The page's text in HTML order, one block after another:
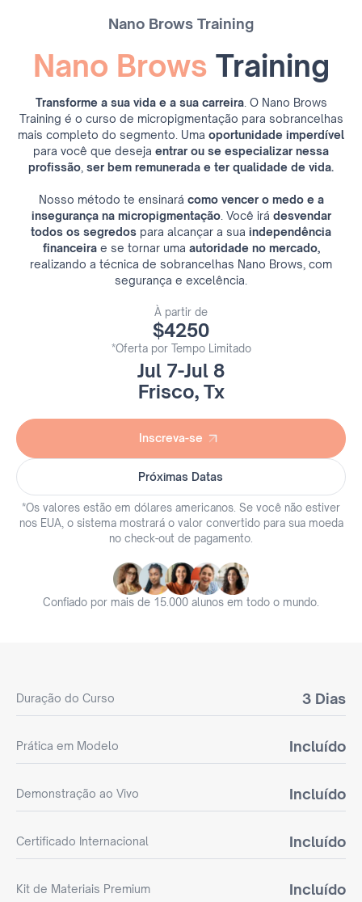
Nano Brows Training
Nano Brows Training
Transforme a sua vida e a sua carreira. O Nano Brows
Training é o curso de micropigmentação para sobrancelhas
mais completo do segmento. Uma oportunidade imperdível
para você que deseja entrar ou se especializar nessa
profissão ser bem remunerada e ter qualidade de vida.
Nosso método te ensinará como vencer o medo e a
insegurança na micropigmentação. Você irá desvendar
todos os segredos para alcançar a sua independência
financeirae se tornar uma autoridade no mercado,
realizando a técnica de sobrancelhas Nano Brows, com
segurança e excelência.
À partir de
$4250
*Oferta por Tempo Limitado
Jul 7-Jul 8
Frisco, Tx
Inscreva-se
Próximas Datas
Próximas Datas
*Os valores estão em dólares americanos. Se você não estiver
nos EUA, o sistema mostrará o valor convertido para sua moeda
no check-out de pagamento.
Confiado por mais de 15.000 alunos em todo o mundo.
Duração do Curso 3 Dias
Prática em Modelo Incluído
Demonstração ao Vivo Incluído
Certificado Internacional Incluído
Kit de Materiais Premium Incluído